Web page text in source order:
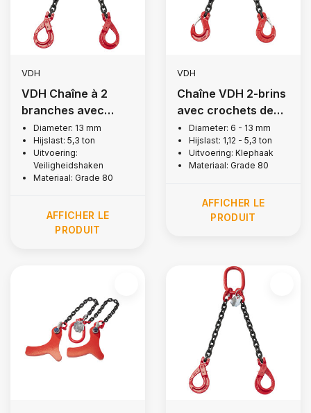
VDH
VDH Chaîne à 2
branches avec
crochets de
sécurité, Ø 13 mm
Diameter: 13 mm
Hijslast: 5,3 ton
Uitvoering:
Veiligheidshaken
Materiaal: Grade 80
AFFICHER LE
PRODUIT
VDH
Chaîne VDH 2-brins
avec crochets de
levage à goujon,
Grade 80
Diameter: 6 - 13 mm
Hijslast: 1,12 - 5,3 ton
Uitvoering: Klephaak
Materiaal: Grade 80
AFFICHER LE
PRODUIT